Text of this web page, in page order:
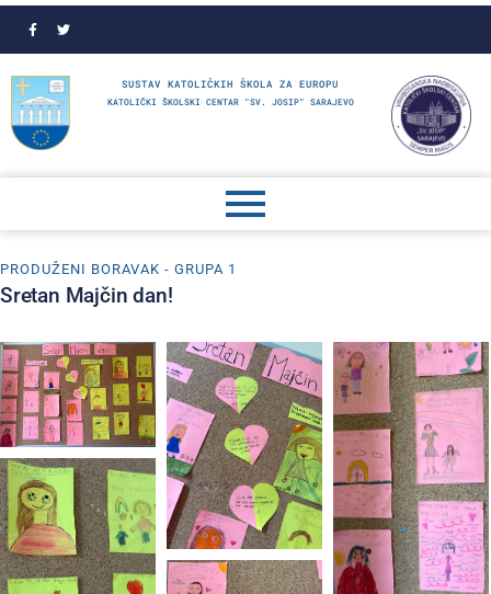
SUSTAV KATOLIČKIH ŠKOLA ZA EUROPU
KATOLIČKI ŠKOLSKI CENTAR "SV. JOSIP" SARAJEVO
PRODUŽENI BORAVAK - GRUPA 1
Sretan Majčin dan!